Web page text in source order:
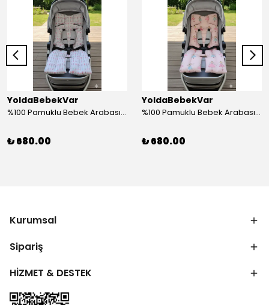
YoldaBebekVar
%100 Pamuklu Bebek Arabası Minderi – Bebeğiniz İçin Rahat, Yumuşak ve Şık Dokunuş
₺ 680.00
YoldaBebekVar
%100 Pamuklu Bebek Arabası Minderi – Bebeğiniz İçin Rahat, Yumuşak ve Şık Dokunuş
₺ 680.00
Kurumsal
Sipariş
HİZMET & DESTEK